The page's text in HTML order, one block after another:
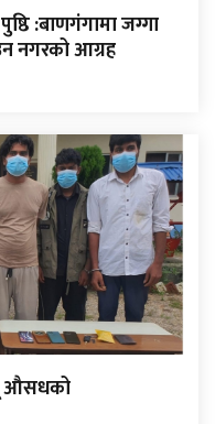
:बाणगंगामा जग्गा
नगरको आग्रह
औसधको